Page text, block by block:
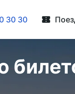
30 30